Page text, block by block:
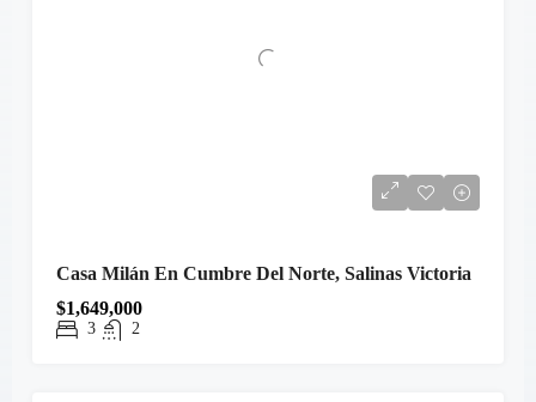
Casa Milán En Cumbre Del Norte, Salinas Victoria
$1,649,000
3 2